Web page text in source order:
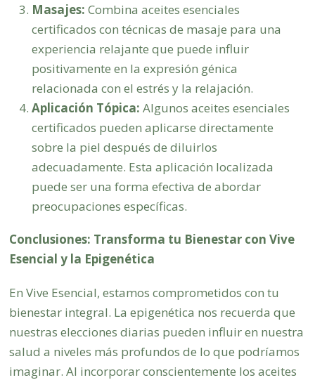
Masajes: Combina aceites esenciales
certificados con técnicas de masaje para una
experiencia relajante que puede influir
positivamente en la expresión génica
relacionada con el estrés y la relajación.
Aplicación Tópica: Algunos aceites esenciales
certificados pueden aplicarse directamente
sobre la piel después de diluirlos
adecuadamente. Esta aplicación localizada
puede ser una forma efectiva de abordar
preocupaciones específicas.
Conclusiones: Transforma tu Bienestar con Vive
Esencial y la Epigenética
En Vive Esencial, estamos comprometidos con tu
bienestar integral. La epigenética nos recuerda que
nuestras elecciones diarias pueden influir en nuestra
salud a niveles más profundos de lo que podríamos
imaginar. Al incorporar conscientemente los aceites